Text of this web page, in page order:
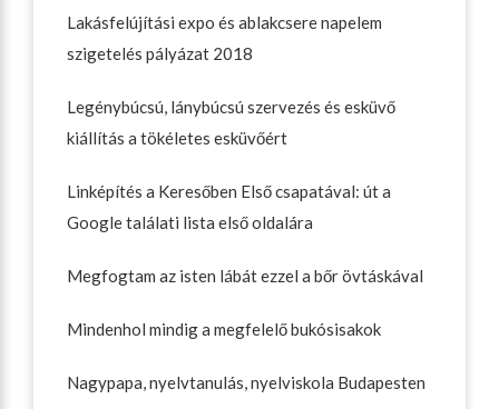
Lakásfelújítási expo és ablakcsere napelem
szigetelés pályázat 2018
Legénybúcsú, lánybúcsú szervezés és esküvő
kiállítás a tökéletes esküvőért
Linképítés a Keresőben Első csapatával: út a
Google találati lista első oldalára
Megfogtam az isten lábát ezzel a bőr övtáskával
Mindenhol mindig a megfelelő bukósisakok
Nagypapa, nyelvtanulás, nyelviskola Budapesten